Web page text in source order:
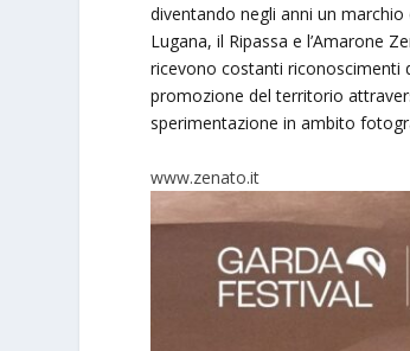
diventando negli anni un
Lugana, il Ripassa e l’Amarone
ricevono costanti riconoscimenti
promozione del territorio
sperimentazione in ambito
www.zenato.it